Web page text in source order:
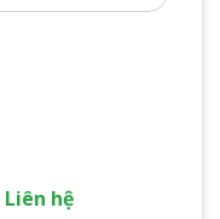
Liên hệ